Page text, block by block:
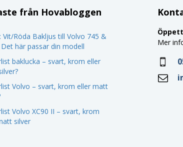
från Hovabloggen
Vit/Röda Bakljus till Volvo 745 &
här passar din modell
baklucka – svart, krom eller
Volvo – svart, krom eller matt
Volvo XC90 II – svart, krom
silver
Mer